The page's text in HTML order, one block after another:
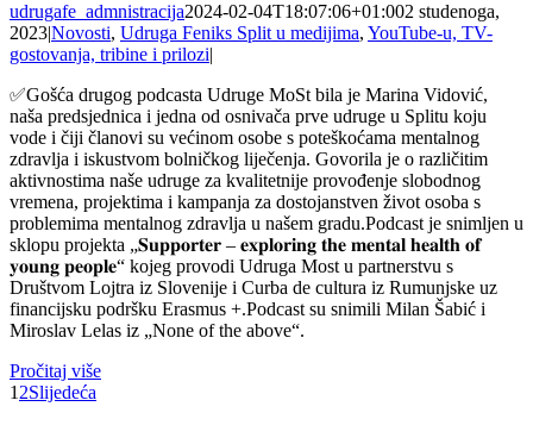
udrugafe_admnistracija2024-02-04T18:07:06+01:002 studenoga,
2023|Novosti, Udruga Feniks Split u medijima, YouTube-u, TV-
gostovanja, tribine i prilozi|
✅Gošća drugog podcasta Udruge MoSt bila je Marina Vidović,
naša predsjednica i jedna od osnivača prve udruge u Splitu koju
vode i čiji članovi su većinom osobe s poteškoćama mentalnog
zdravlja i iskustvom bolničkog liječenja. Govorila je o različitim
aktivnostima naše udruge za kvalitetnije provođenje slobodnog
vremena, projektima i kampanja za dostojanstven život osoba s
problemima mentalnog zdravlja u našem gradu.Podcast je snimljen u
sklopu projekta „𝐒𝐮𝐩𝐩𝐨𝐫𝐭𝐞𝐫 – 𝐞𝐱𝐩𝐥𝐨𝐫𝐢𝐧𝐠 𝐭𝐡𝐞 𝐦𝐞𝐧𝐭𝐚𝐥 𝐡𝐞𝐚𝐥𝐭𝐡 𝐨𝐟
𝐲𝐨𝐮𝐧𝐠 𝐩𝐞𝐨𝐩𝐥𝐞“ kojeg provodi Udruga Most u partnerstvu s
Društvom Lojtra iz Slovenije i Curba de cultura iz Rumunjske uz
financijsku podršku Erasmus +.Podcast su snimili Milan Šabić i
Miroslav Lelas iz „None of the above“.
Pročitaj više
1 2Slijedeća